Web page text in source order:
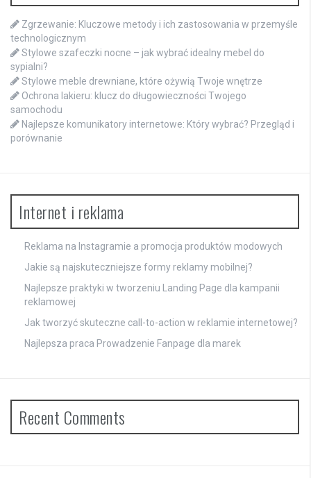
Zgrzewanie: Kluczowe metody i ich zastosowania w przemyśle
technologicznym
Stylowe szafeczki nocne – jak wybrać idealny mebel do
sypialni?
Stylowe meble drewniane, które ożywią Twoje wnętrze
Ochrona lakieru: klucz do długowieczności Twojego
samochodu
Najlepsze komunikatory internetowe: Który wybrać? Przegląd i
porównanie
Internet i reklama
Reklama na Instagramie a promocja produktów modowych
Jakie są najskuteczniejsze formy reklamy mobilnej?
Najlepsze praktyki w tworzeniu Landing Page dla kampanii
reklamowej
Jak tworzyć skuteczne call-to-action w reklamie internetowej?
Najlepsza praca Prowadzenie Fanpage dla marek
Recent Comments